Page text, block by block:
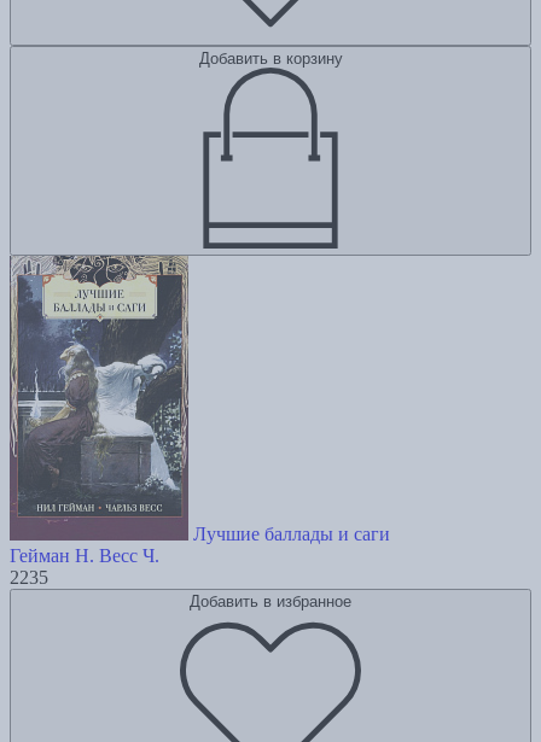
Добавить в корзину
Лучшие баллады и саги
Гейман Н. Весс Ч.
2235
Добавить в избранное